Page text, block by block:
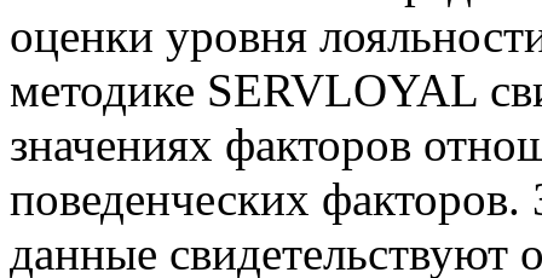
оценки уровня
методике SERVLOYAL
значениях факторов
поведенческих
данные свидетельствуют